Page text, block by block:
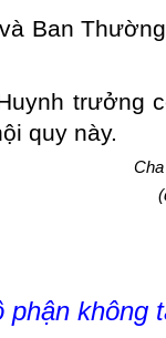
Ban
trưởng
quy này.
phận không